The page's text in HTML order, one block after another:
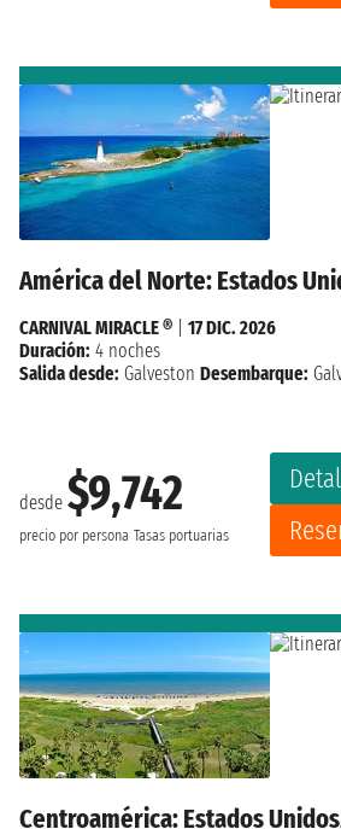
América del Norte: Estados
desde $9,742
precio por persona Tasas portuarias
CARNIVAL MIRACLE ®
17 DIC. 2026
Duración: 4 noches
Salida desde: Galveston Desembarque:
Centroamérica: Estados